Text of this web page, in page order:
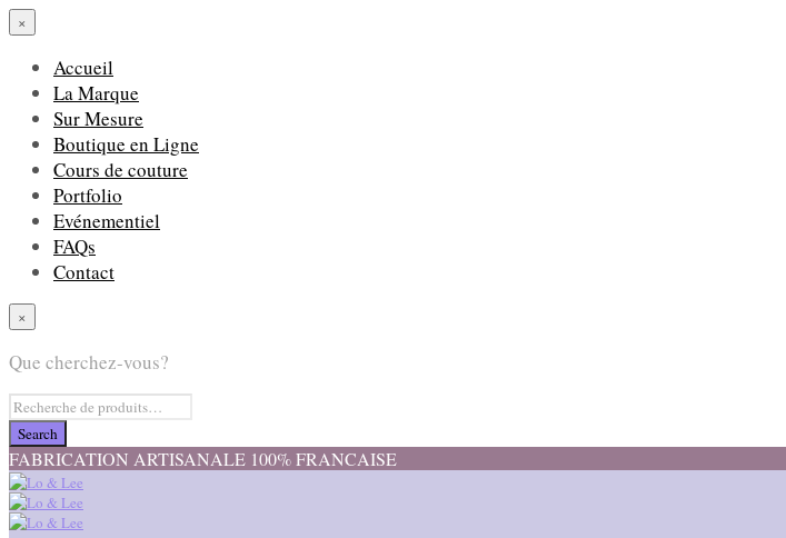
×
Accueil
La Marque
Sur Mesure
Boutique en Ligne
Cours de couture
Portfolio
Evénementiel
FAQs
Contact
×
Que cherchez-vous?
FABRICATION ARTISANALE 100% FRANCAISE